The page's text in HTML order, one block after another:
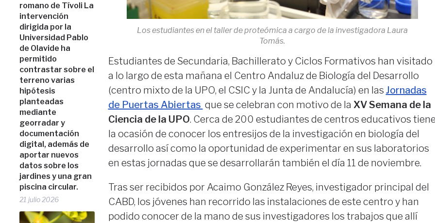
romano de Tívoli La
intervención
dirigida por la
Universidad Pablo
de Olavide ha
permitido
contrastar sobre el
terreno varias
hipótesis
planteadas
mediante
georradar y
documentación
digital, además de
aportar nuevos
datos sobre los
jardines y una gran
piscina circular.
21 julio 2026
Los estudiantes en el taller de proteómica a cargo de la investigadora Laura
Tomás.
Estudiantes de Secundaria, Bachillerato y Ciclos Formativos han visitado
a lo largo de esta mañana el Centro Andaluz de Biología del Desarrollo
(centro mixto de la UPO, el CSIC y la Junta de Andalucía) en las Jornadas
de Puertas Abiertas que se celebran con motivo de la XV Semana de la
Ciencia de la UPO. Cerca de 200 estudiantes de centros educativos
la ocasión de conocer los entresijos de la investigación en biología del
desarrollo así como la oportunidad de experimentar en sus laboratorios
en estas jornadas que se desarrollarán también el día 11 de noviembre.
Tras ser recibidos por Acaimo González Reyes, investigador principal del
CABD, los jóvenes han recorrido las instalaciones de este centro y han
podido conocer de la mano de sus investigadores los trabajos que allí